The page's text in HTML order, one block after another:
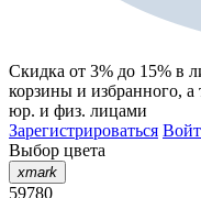
Скидка от 3% до 15% в
корзины и избранного, а
юр. и физ. лицами
Зарегистрироваться
Выбор цвета
xmark
59780